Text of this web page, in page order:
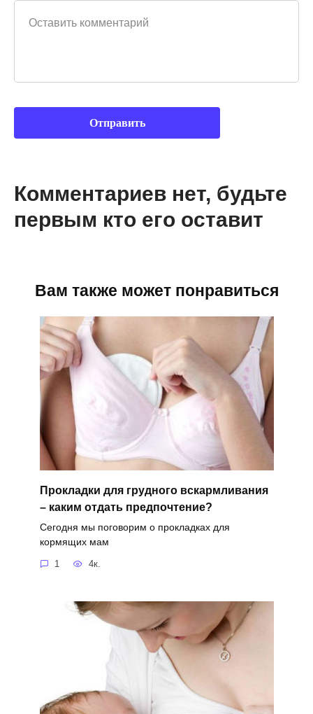
Комментариев нет, будьте
первым кто его оставит
Вам также может понравиться
Прокладки для грудного вскармливания
– каким отдать предпочтение?
Сегодня мы поговорим о прокладках для
кормящих мам
1 4к.